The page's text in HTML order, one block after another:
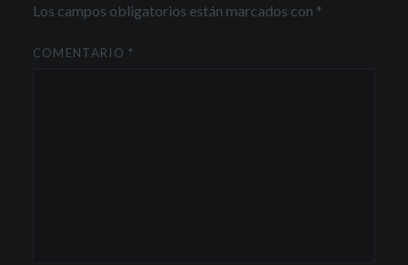
Los campos obligatorios están marcados con *
COMENTARIO *